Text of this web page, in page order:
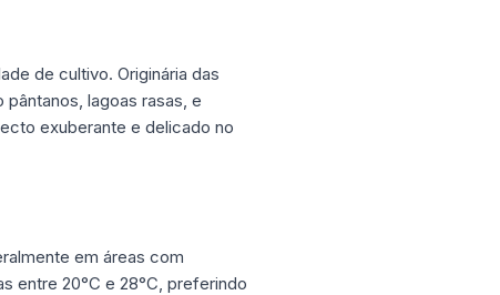
de cultivo. Originária das
lagoas rasas, e
exuberante e delicado no
em áreas com
entre 20°C e 28°C, preferindo